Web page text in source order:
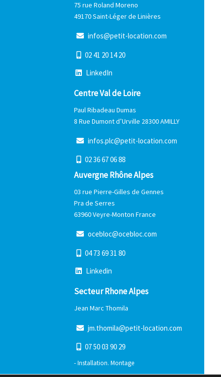
75 rue Roland Moreno
49170 Saint-Léger de Linières
infos@petit-location.com
02 41 20 14 20
LinkedIn
Centre Val de Loire
Paul Ribadeau Dumas
8 Rue Dumont d’Urville 28300 AMILLY
infos.plc@petit-location.com
0236670688
Auvergne Rhône Alpes
03 rue Pierre-Gilles de Gennes
Pra de Serres
63960 Veyre-Monton France
ocebloc@ocebloc.com
04 73 6931 80
Linkedin
Secteur Rhone Alpes
Jean Marc Thomila
jm.thomila@petit-location.com
075003 90 29
- Installation. Montage